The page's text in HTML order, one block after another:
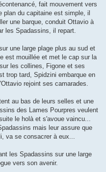
fait mouvement vers
plan du capitaine est simple, il
une barque, conduit Ottavio à
les Spadassins, il repart.
une large plage plus au sud et
est mouillée et met le cap sur la
les collines, Figone et ses
trop tard, Spidzini embarque en
rejoint ses camarades.
au bas de leurs selles et une
des Lames Pourpres veulent
le holà et s'avoue vaincu...
mais leur assure que
va se consacrer à eux...
les Spadassins sur une large
vers son avenir.